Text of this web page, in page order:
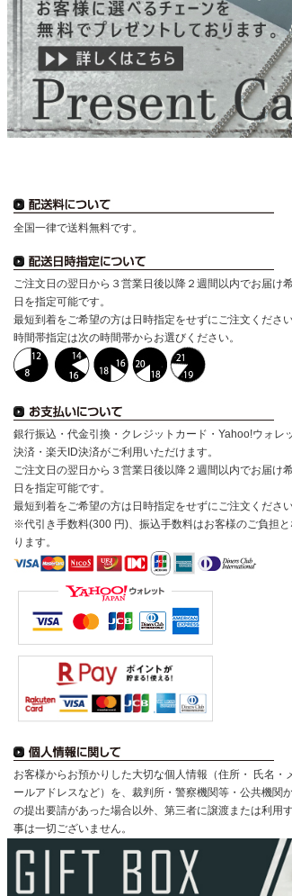
全国一律で送料無料です。
ご注文日の翌日から３営業日後以降２週間以内でお届け
日を指定可能です。
最短到着をご希望の方は日時指定をせずにご注文ください
時間帯指定は次の時間帯からお選びください。
銀行振込・代金引換・クレジットカード・Yahoo!ウォレ
決済・楽天ID決済がご利用いただけます。
ご注文日の翌日から３営業日後以降２週間以内でお届け
日を指定可能です。
最短到着をご希望の方は日時指定をせずにご注文ください
※代引き手数料(300 円)、振込手数料はお客様のご負担と
ります。
お客様からお預かりした大切な個人情報（住所・ 氏名・
ールアドレスなど）を、裁判所・警察機関等・公共機関
の提出要請があった場合以外、第三者に譲渡または利用
事は一切ございません。